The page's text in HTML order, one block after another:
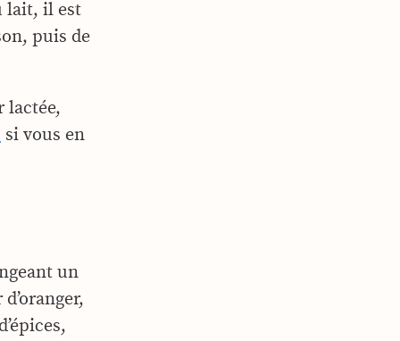
lait, il est
puis de
lactée,
si vous en
un